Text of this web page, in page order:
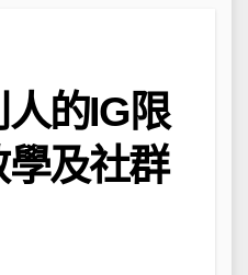
的IG限
及社群